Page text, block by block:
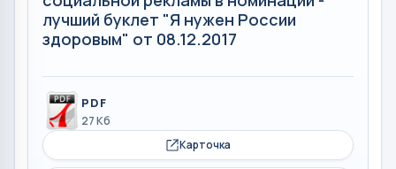
лучший буклет "Я нужен России
здоровым" от 08.12.2017
PDF
27 Кб
Карточка